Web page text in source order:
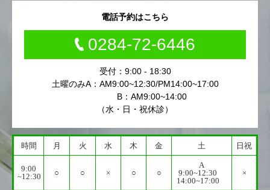
電話予約はこちら
0284-72-6446
受付：9:00 - 18:30
土曜のみA：AM9:00~12:30/PM14:00~17:00
B：AM9:00~14:00
（水・日・祝休診）
時間 月 火 水 木 金 土 日祝
9:00
~12:30
○ ○ × ○ ○
A
9:00~12:30
14:00~17:00
×